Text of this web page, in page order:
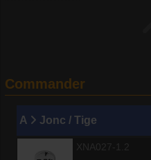
Commander
A Jonc / Tige